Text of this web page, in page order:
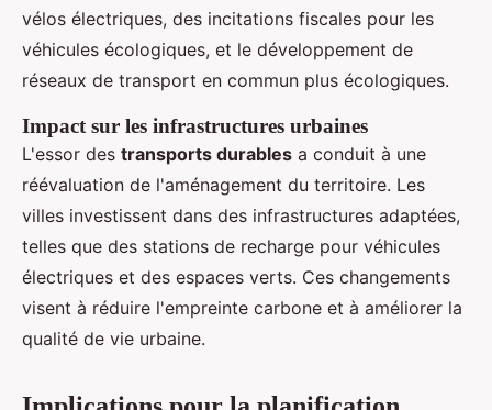
vélos électriques, des incitations fiscales pour les
véhicules écologiques, et le développement de
réseaux de transport en commun plus écologiques.
Impact sur les infrastructures urbaines
L'essor des transports durables a conduit à une
réévaluation de l'aménagement du territoire. Les
villes investissent dans des infrastructures adaptées,
telles que des stations de recharge pour véhicules
électriques et des espaces verts. Ces changements
visent à réduire l'empreinte carbone et à améliorer la
qualité de vie urbaine.